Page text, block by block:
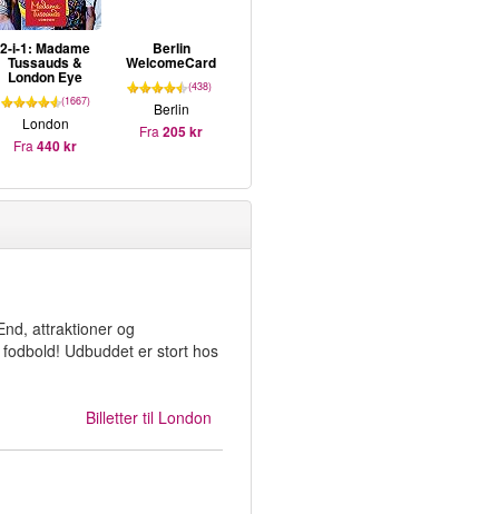
2-i-1: Madame
Tussauds &
London Eye
(1667)
London
Fra 440 kr
Berlin
WelcomeCard
(438)
Berlin
Fra 205 kr
attraktioner og
Udbuddet er stort hos
Billetter tilLondon